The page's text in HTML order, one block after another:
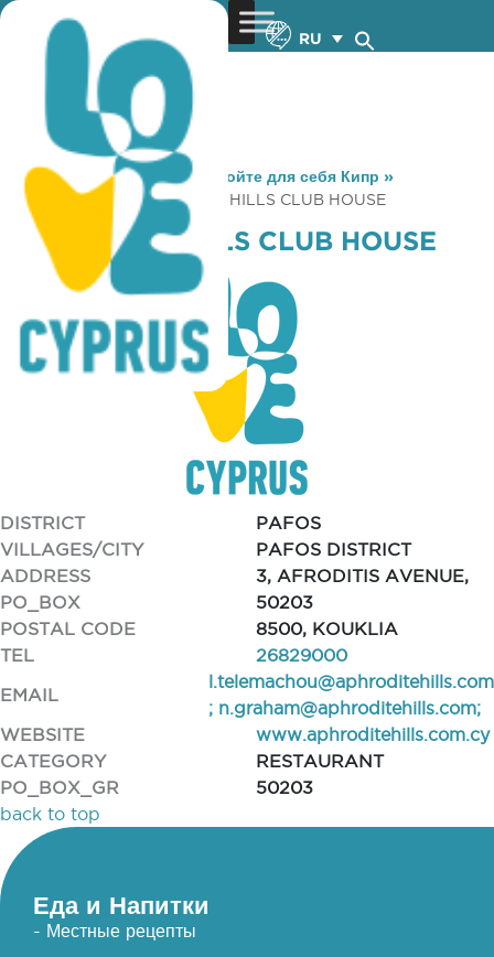
RU
You are here: Home »Откройте для себя Кипр »
Gastronomy
» APHRODITE HILLS CLUB HOUSE
APHRODITE HILLS CLUB HOUSE
DISTRICT
PAFOS
VILLAGES/CITY
PAFOS DISTRICT
ADDRESS
3, AFRODITIS AVENUE,
PO_BOX
50203
POSTAL CODE
8500, KOUKLIA
TEL
26829000
EMAIL
l.telemachou@aphroditehills.com
; n.graham@aphroditehills.com;
WEBSITE
www.aphroditehills.com.cy
CATEGORY
RESTAURANT
PO_BOX_GR
50203
back to top
Еда и Напитки
- Местные рецепты